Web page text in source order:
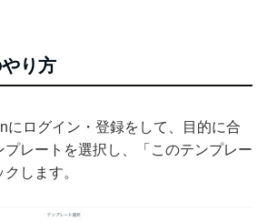
り方
にログイン・登録をして、目的に合
プレートを選択し、「このテンプレー
します。